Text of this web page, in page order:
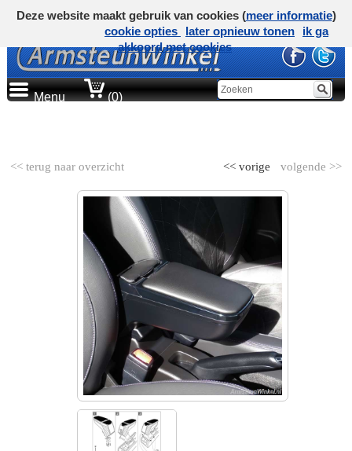
Menu (0)
<< terug naar overzicht volgende >>
<< vorige
Deze website maakt gebruik van cookies (meer informatie)
cookie opties
later opnieuw tonen
ik ga
akkoord met cookies